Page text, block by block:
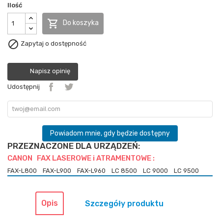
Ilość
 Do koszyka
 Zapytaj o dostępność
Napisz opinię
Udostępnij
Powiadom mnie, gdy będzie dostępny
PRZEZNACZONE DLA URZĄDZEŃ:
CANON FAX LASEROWE i ATRAMENTOWE :
FAX-L800 FAX-L900 FAX-L960 LC 8500 LC 9000 LC 9500
Opis Szczegóły produktu